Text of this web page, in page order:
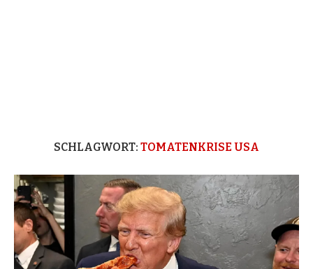
SCHLAGWORT: TOMATENKRISE USA